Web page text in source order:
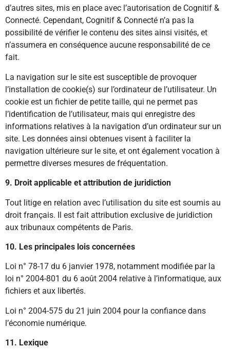
d’autres sites, mis en place avec l’autorisation de Cognitif &
Connecté. Cependant, Cognitif & Connecté n’a pas la
possibilité de vérifier le contenu des sites ainsi visités, et
n’assumera en conséquence aucune responsabilité de ce
fait.
La navigation sur le site est susceptible de provoquer
l’installation de cookie(s) sur l’ordinateur de l’utilisateur. Un
cookie est un fichier de petite taille, qui ne permet pas
l’identification de l’utilisateur, mais qui enregistre des
informations relatives à la navigation d’un ordinateur sur un
site. Les données ainsi obtenues visent à faciliter la
navigation ultérieure sur le site, et ont également vocation à
permettre diverses mesures de fréquentation.
9. Droit applicable et attribution de juridiction
Tout litige en relation avec l’utilisation du site est soumis au
droit français. Il est fait attribution exclusive de juridiction
aux tribunaux compétents de Paris.
10. Les principales lois concernées
Loi n° 78-17 du 6 janvier 1978, notamment modifiée par la
loi n° 2004-801 du 6 août 2004 relative à l’informatique, aux
fichiers et aux libertés.
Loi n° 2004-575 du 21 juin 2004 pour la confiance dans
l’économie numérique.
11. Lexique